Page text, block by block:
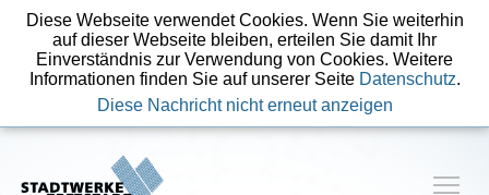
Diese Webseite verwendet Cookies. Wenn Sie weiterhin
auf dieser Webseite bleiben, erteilen Sie damit Ihr
Einverständnis zur Verwendung von Cookies. Weitere
Informationen finden Sie auf unserer Seite Datenschutz.
Diese Nachricht nicht erneut anzeigen